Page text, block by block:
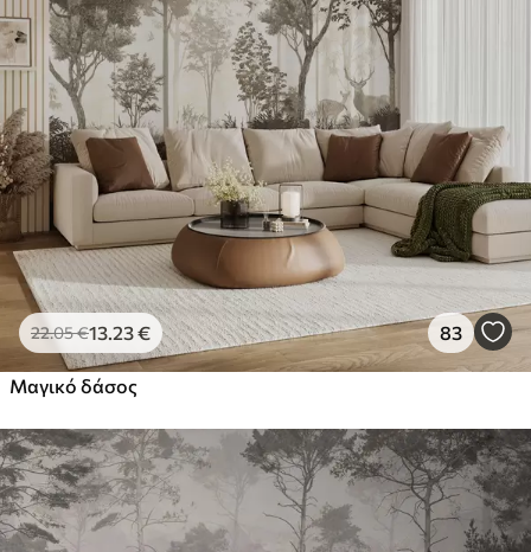
22.05€13.23€ 83
Μαγικό δάσος